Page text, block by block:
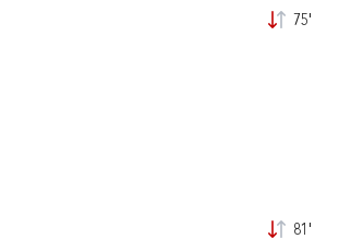
75'
81'